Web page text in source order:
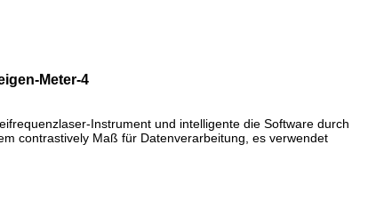
Meter-4
Instrument und intelligente die Software durch
contrastively Maß für Datenverarbeitung, es verwendet